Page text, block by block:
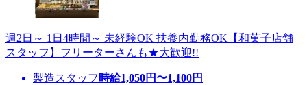
週2日～ 1日4時間～ 未経験OK 扶養内勤務OK【和菓子店舗
スタッフ】フリーターさんも★大歓迎!!
製造スタッフ 時給1,050円〜1,100円